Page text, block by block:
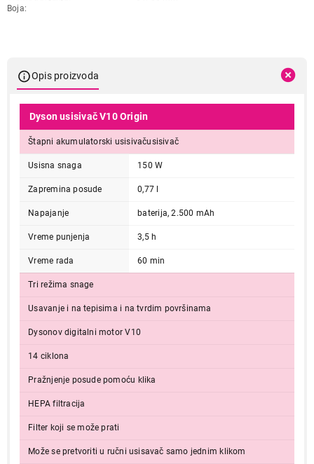
Boja
Opis proizvoda
Dyson usisivač V10 Origin
Štapni akumulatorski usisivačusisivač
Usisna snaga 150 W
Zapremina posude 0,77 l
Napajanje baterija, 2.500 mAh
Vreme punjenja 3,5 h
Vreme rada 60 min
Tri režima snage
Usavanje i na tepisima i na tvrdim površinama
Dysonov digitalni motor V10
14 ciklona
Pražnjenje posude pomoću klika
HEPA filtracija
Filter koji se može prati
Može se pretvoriti u ručni usisavač samo jednim klikom